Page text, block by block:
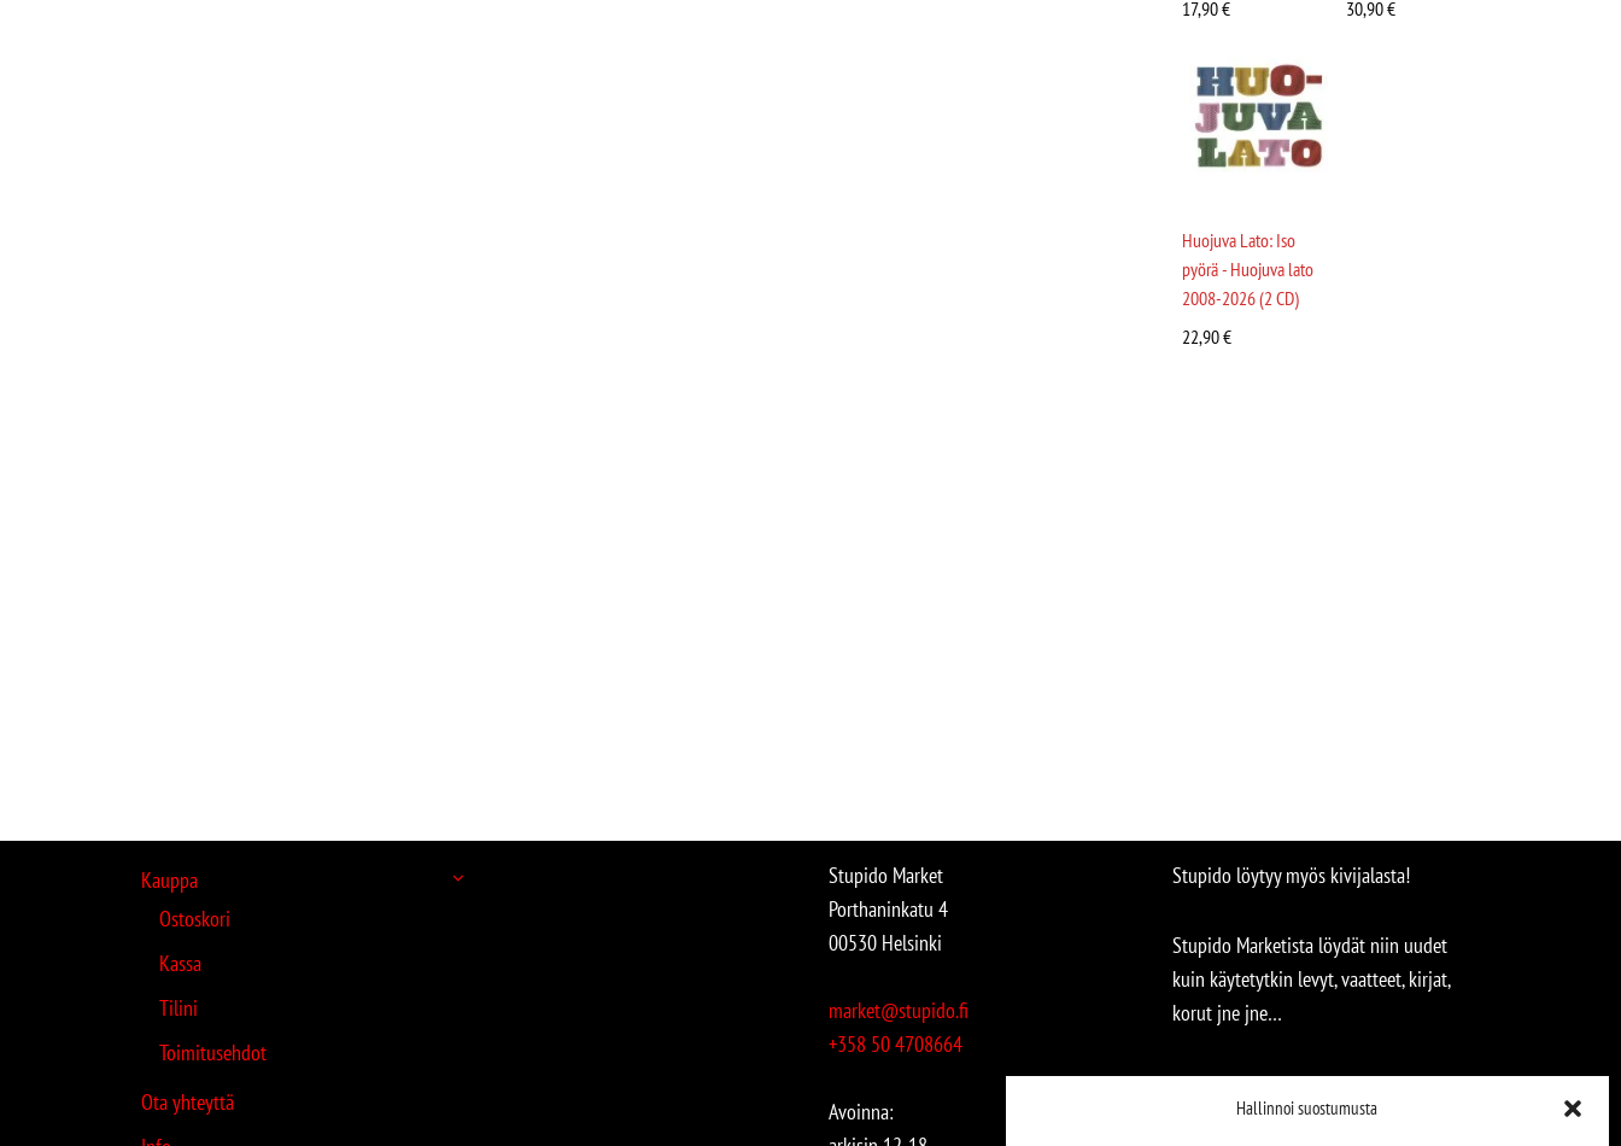
Hallinnoi suostumusta
17,90€
30,90€
Huojuva Lato: Iso
pyörä - Huojuva lato
2008-2026 (2 CD)
22,90€
Kauppa
Ostoskori
Kassa
Tilini
Toimitusehdot
Ota yhteyttä
Stupido Market
Porthaninkatu 4
00530 Helsinki
market@stupido.fi
+358 50 4708664
Avoinna:
Stupido löytyy myös kivijalasta!
Stupido Marketista löydät niin uudet
kuin käytetytkin levyt, vaatteet, kirjat,
korut jne jne…